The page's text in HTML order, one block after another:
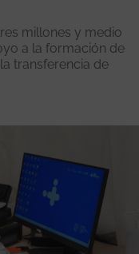
millones y medio
a la formación de
transferencia de